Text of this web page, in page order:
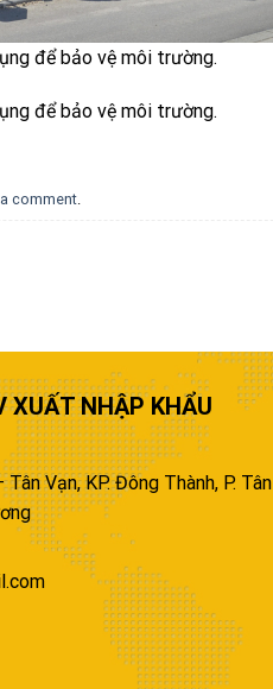
để bảo vệ môi trường.
để bảo vệ môi trường.
comment
XUẤT NHẬP KHẨU
Vạn, KP. Đông Thành, P. Tân